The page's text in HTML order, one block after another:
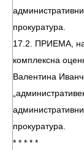
прокуратура.
17.2. ПРИЕМА, на
комплексна
Валентина
прокуратура.
* * * * *